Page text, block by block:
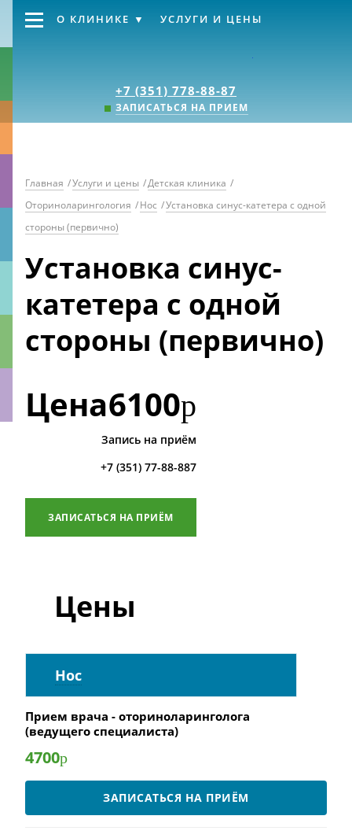
+7 (351) 778-88-87
ЗАПИСАТЬСЯ НА ПРИЕМ
О КЛИНИКЕ УСЛУГИ И ЦЕНЫ
Главная /Услуги и цены /Детская клиника /
Оториноларингология /Нос /Установка синус-катетера с одной
стороны (первично)
Установка синус-
катетера с одной
стороны (первично)
Цена6100р
Запись на приём
+7 (351) 77-88-887
ЗАПИСАТЬСЯ НА ПРИЁМ
Цены
Нос
Прием врача - оториноларинголога
(ведущего специалиста)
4700р
ЗАПИСАТЬСЯ НА ПРИЁМ